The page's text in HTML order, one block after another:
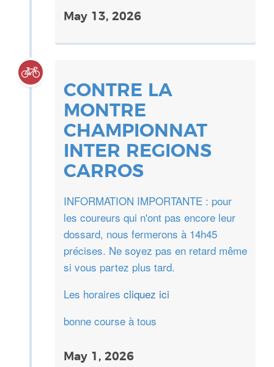
May 13, 2026
CONTRE LA
MONTRE
CHAMPIONNAT
INTER REGIONS
CARROS
INFORMATION IMPORTANTE : pour
les coureurs qui n'ont pas encore leur
dossard, nous fermerons à 14h45
précises. Ne soyez pas en retard même
si vous partez plus tard.
Les horaires cliquez ici
bonne course à tous
May 1, 2026